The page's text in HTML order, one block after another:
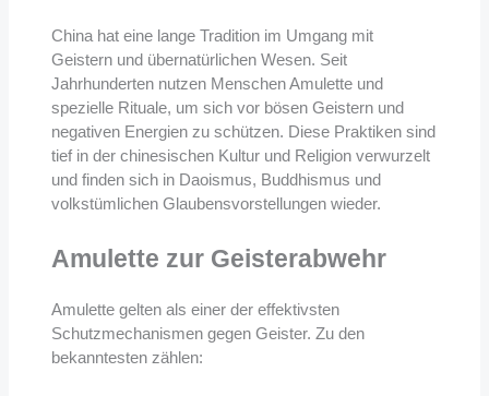
China hat eine lange Tradition im Umgang mit
Geistern und übernatürlichen Wesen. Seit
Jahrhunderten nutzen Menschen Amulette und
spezielle Rituale, um sich vor bösen Geistern und
negativen Energien zu schützen. Diese Praktiken sind
tief in der chinesischen Kultur und Religion verwurzelt
und finden sich in Daoismus, Buddhismus und
volkstümlichen Glaubensvorstellungen wieder.
Amulette zur Geisterabwehr
Amulette gelten als einer der effektivsten
Schutzmechanismen gegen Geister. Zu den
bekanntesten zählen: